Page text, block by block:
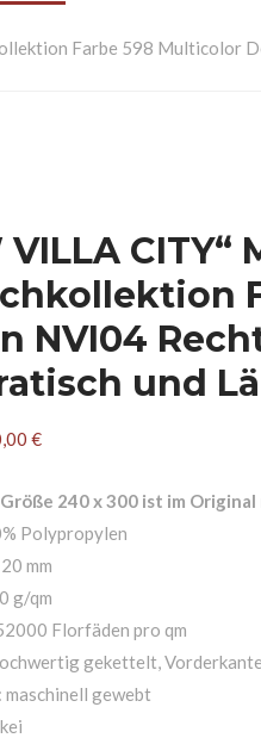
Farbe 598 Multicolor
VILLA CITY“
NVI04
und
€
240 x 300 ist im
Polypropylen
mm
g/qm
Florfäden pro qm
gekettelt,
gewebt